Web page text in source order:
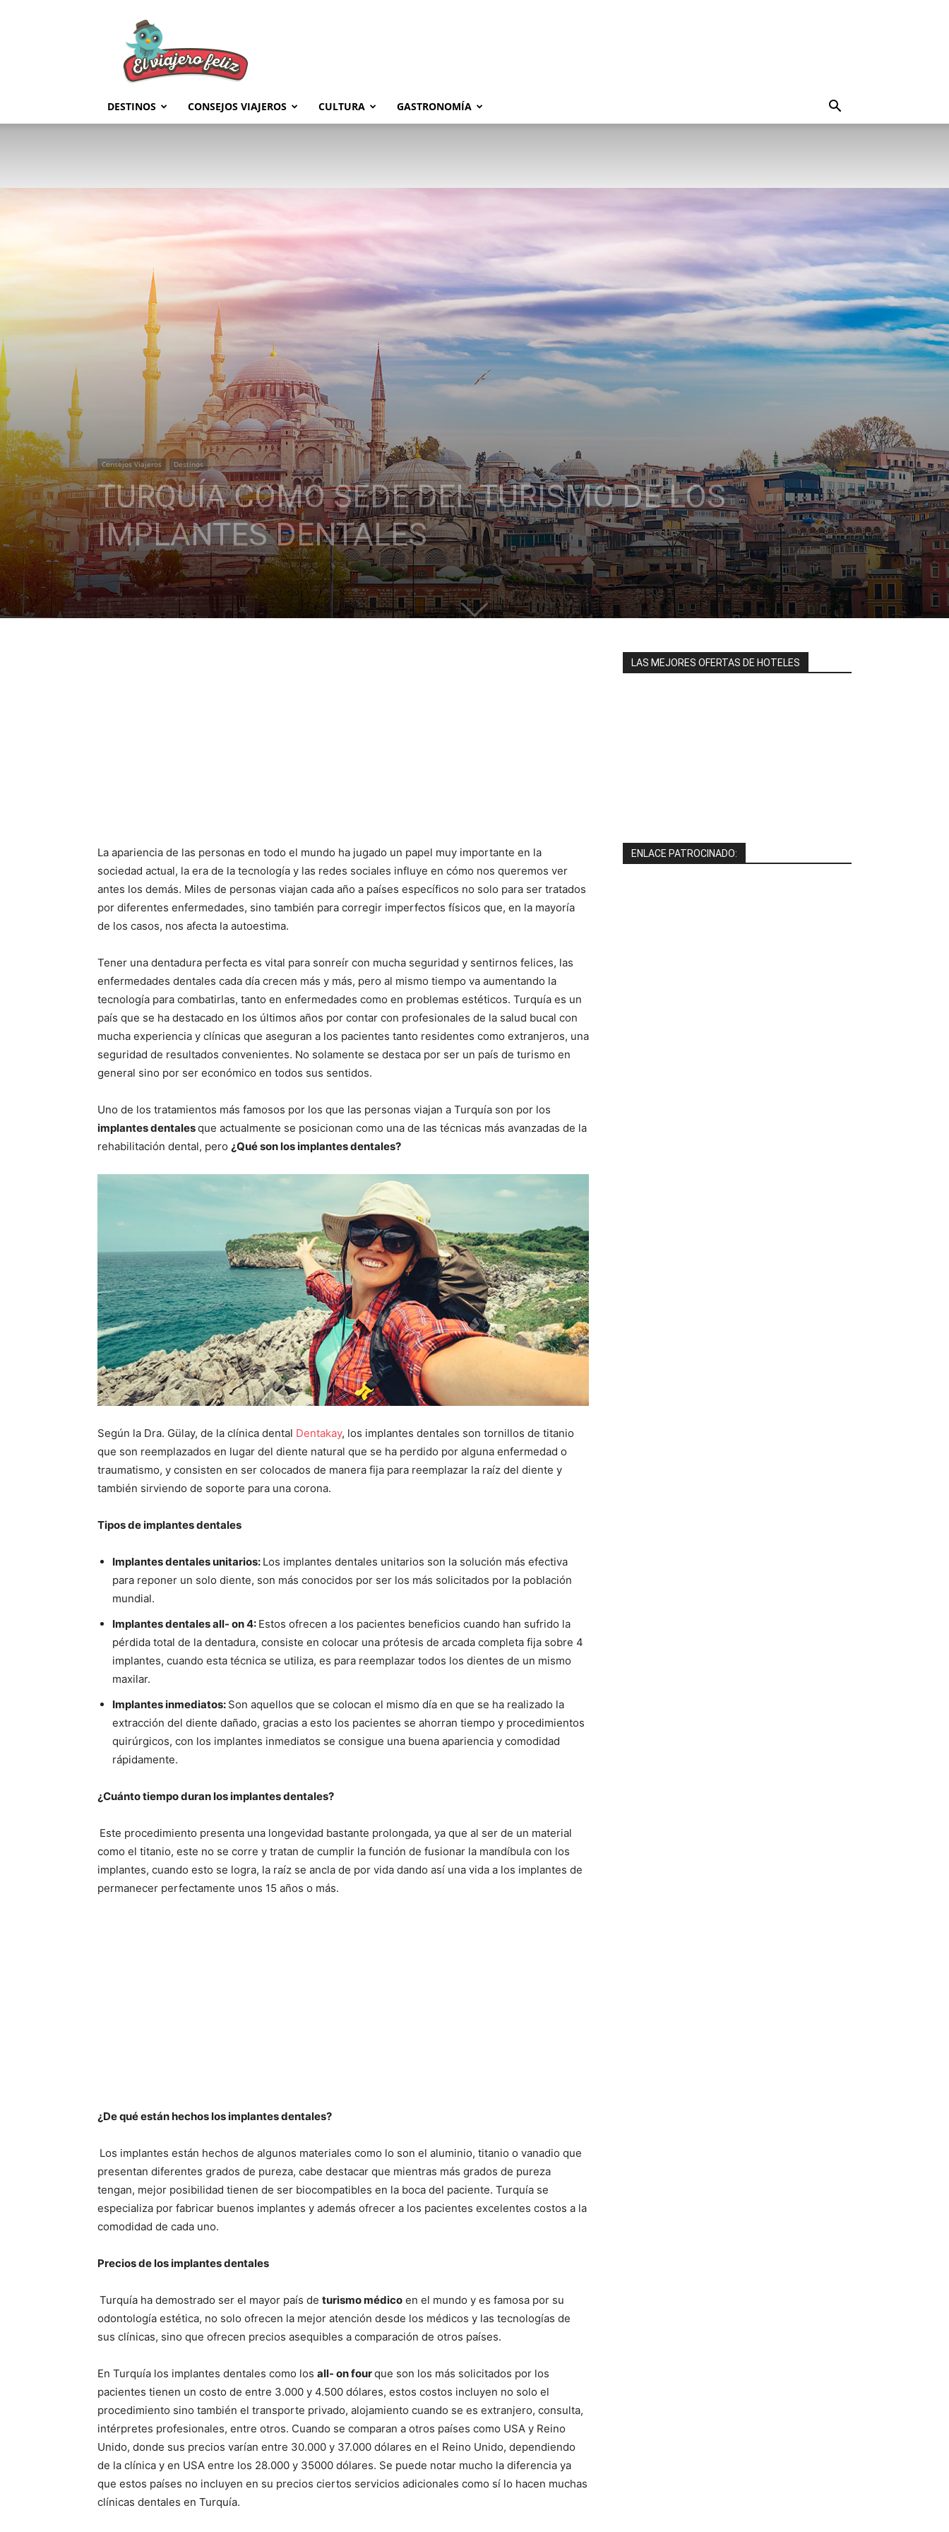
Feliz
DESTINOS CONSEJOS VIAJEROS CULTURA GASTRONOMÍA
Consejos Viajeros Destinos
TURQUÍA COMO SEDE DEL TURISMO DE LOS
IMPLANTES DENTALES
La apariencia de las personas en todo el mundo ha jugado un papel muy importante en la
sociedad actual, la era de la tecnología y las redes sociales influye en cómo nos queremos ver
antes los demás. Miles de personas viajan cada año a países específicos no solo para ser tratados
por diferentes enfermedades, sino también para corregir imperfectos físicos que, en la mayoría
de los casos, nos afecta la autoestima.
Tener una dentadura perfecta es vital para sonreír con mucha seguridad y sentirnos felices, las
enfermedades dentales cada día crecen más y más, pero al mismo tiempo va aumentando la
tecnología para combatirlas, tanto en enfermedades como en problemas estéticos. Turquía es un
país que se ha destacado en los últimos años por contar con profesionales de la salud bucal con
mucha experiencia y clínicas que aseguran a los pacientes tanto residentes como extranjeros, una
seguridad de resultados convenientes. No solamente se destaca por ser un país de turismo en
general sino por ser económico en todos sus sentidos.
Uno de los tratamientos más famosos por los que las personas viajan a Turquía son por los
implantes dentalesque actualmente se posicionan como una de las técnicas más avanzadas de la
rehabilitación dental, pero ¿Qué son los implantes dentales?
Según la Dra. Gülay, de la clínica dental Dentakay, los implantes dentales son tornillos de titanio
que son reemplazados en lugar del diente natural que se ha perdido por alguna enfermedad o
traumatismo, y consisten en ser colocados de manera fija para reemplazar la raíz del diente y
también sirviendo de soporte para una corona.
Tipos de implantes dentales
Implantes dentales unitarios: Los implantes dentales unitarios son la solución más efectiva
para reponer un solo diente, son más conocidos por ser los más solicitados por la población
mundial.
Implantes dentales all- on 4: Estos ofrecen a los pacientes beneficios cuando han sufrido la
pérdida total de la dentadura, consiste en colocar una prótesis de arcada completa fija sobre 4
implantes, cuando esta técnica se utiliza, es para reemplazar todos los dientes de un mismo
maxilar.
Implantes inmediatos: Son aquellos que se colocan el mismo día en que se ha realizado la
extracción del diente dañado, gracias a esto los pacientes se ahorran tiempo y procedimientos
quirúrgicos, con los implantes inmediatos se consigue una buena apariencia y comodidad
rápidamente.
¿Cuánto tiempo duran los implantes dentales?
Este procedimiento presenta una longevidad bastante prolongada, ya que al ser de un material
como el titanio, este no se corre y tratan de cumplir la función de fusionar la mandíbula con los
implantes, cuando esto se logra, la raíz se ancla de por vida dando así una vida a los implantes de
permanecer perfectamente unos 15 años o más.
¿De qué están hechos los implantes dentales?
Los implantes están hechos de algunos materiales como lo son el aluminio, titanio o vanadio que
presentan diferentes grados de pureza, cabe destacar que mientras más grados de pureza
tengan, mejor posibilidad tienen de ser biocompatibles en la boca del paciente. Turquía se
especializa por fabricar buenos implantes y además ofrecer a los pacientes excelentes costos a la
comodidad de cada uno.
Precios de los implantes dentales
Turquía ha demostrado ser el mayor país de turismo médico en el mundo y es famosa por su
odontología estética, no solo ofrecen la mejor atención desde los médicos y las tecnologías de
sus clínicas, sino que ofrecen precios asequibles a comparación de otros países.
En Turquía los implantes dentales como los all- on fourque son los más solicitados por los
pacientes tienen un costo de entre 3.000 y 4.500 dólares, estos costos incluyen no solo el
procedimiento sino también el transporte privado, alojamiento cuando se es extranjero, consulta,
intérpretes profesionales, entre otros. Cuando se comparan a otros países como USA y Reino
Unido, donde sus precios varían entre 30.000 y 37.000 dólares en el Reino Unido, dependiendo
de la clínica y en USA entre los 28.000 y 35000 dólares. Se puede notar mucho la diferencia ya
que estos países no incluyen en su precios ciertos servicios adicionales como sí lo hacen muchas
clínicas dentales en Turquía.
LAS MEJORES OFERTAS DE HOTELES
ENLACE PATROCINADO: